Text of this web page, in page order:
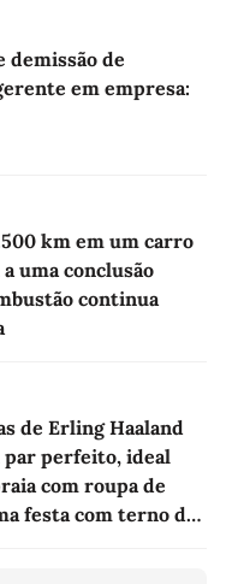
demissão de
em empresa:
km em um carro
uma conclusão
continua
de Erling Haaland
par perfeito, ideal
com roupa de
festa com terno de